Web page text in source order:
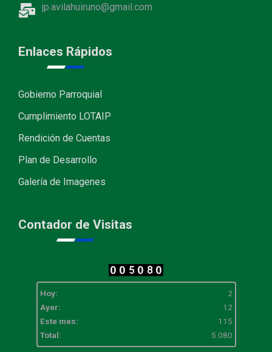
jp.avilahuiruno@gmail.com
Enlaces Rápidos
Gobierno Parroquial
Cumplimiento LOTAIP
Rendición de Cuentas
Plan de Desarrollo
Galería de Imagenes
Contador de Visitas
Hoy:
2
Ayer:
12
Este mes:
115
Total:
5.080